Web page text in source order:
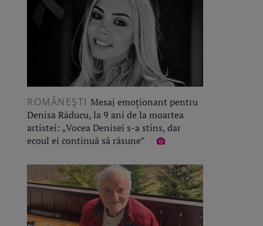
ROMÂNEŞTI Mesaj emoționant pentru
Denisa Răducu, la 9 ani de la moartea
artistei: „Vocea Denisei s-a stins, dar
ecoul ei continuă să răsune”